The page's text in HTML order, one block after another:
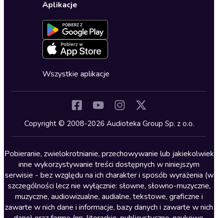
Dla młodzieży
Kryminały
Lektury szkolne
Literatura anglojęzyczna
Literatura faktu
Literatura obyczajowa
Literatura piękna obca
Ustawienia prywatności
Formularz zgłaszania nielegalnych treści
Deklaracja dostępności
Oferta dla firm i bibliotek
Dołącz do newslettera
Blog
Zapowiedzi
Cykle audiobooków
Aplikacje
Wszystkie aplikacje
Copyright © 2008-2026 Audioteka Group Sp. z o.o.
Pobieranie, zwielokrotnianie, przechowywanie lub jakiekolwiek
inne wykorzystywanie treści dostępnych w niniejszym
serwisie - bez względu na ich charakter i sposób wyrażenia (w
szczególności lecz nie wyłącznie: słowne, słowno-muzyczne,
muzyczne, audiowizualne, audialne, tekstowe, graficzne i
zawarte w nich dane i informacje, bazy danych i zawarte w nich